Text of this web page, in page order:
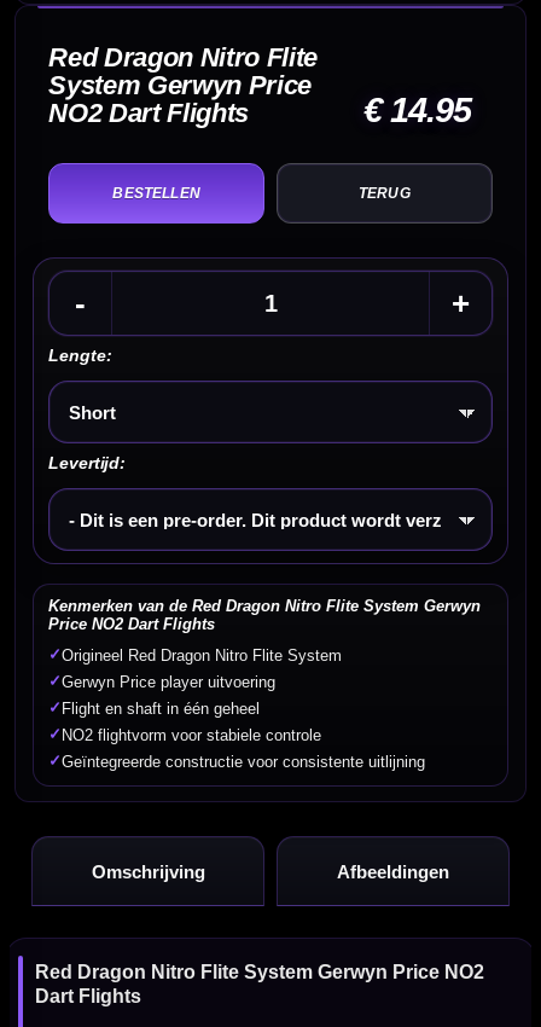
Red Dragon Nitro Flite
System Gerwyn Price
NO2 Dart Flights
€ 14.95
TERUG
- +
Lengte:
Kies een optie
Levertijd:
Kies een optie
Kenmerken van de Red Dragon Nitro Flite System Gerwyn
Price NO2 Dart Flights
✓Origineel Red Dragon Nitro Flite System
✓Gerwyn Price player uitvoering
✓ Flight en shaft in één geheel
✓ NO2 flightvorm voor stabiele controle
✓Geïntegreerde constructie voor consistente uitlijning
Omschrijving Afbeeldingen
Red Dragon Nitro Flite System Gerwyn Price NO2
Dart Flights